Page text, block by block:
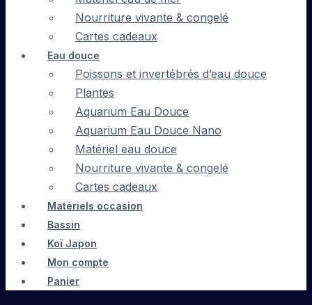
Nourriture vivante & congelé
Cartes cadeaux
Eau douce
Poissons et invertébrés d’eau douce
Plantes
Aquarium Eau Douce
Aquarium Eau Douce Nano
Matériel eau douce
Nourriture vivante & congelé
Cartes cadeaux
Matériels occasion
Bassin
Koï Japon
Mon compte
Panier